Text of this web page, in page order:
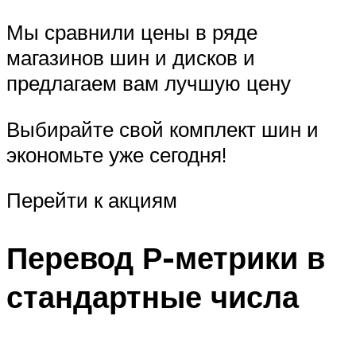
Мы сравнили цены в ряде
магазинов шин и дисков и
предлагаем вам лучшую цену
Выбирайте свой комплект шин и
экономьте уже сегодня!
Перейти к акциям
Перевод Р-метрики в
стандартные числа